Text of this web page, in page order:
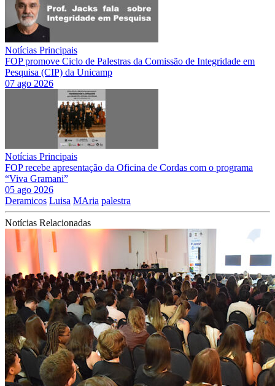
Notícias Principais
FOP promove Ciclo de Palestras da Comissão de Integridade em
Pesquisa (CIP) da Unicamp
07 ago 2026
Notícias Principais
FOP recebe apresentação da Oficina de Cordas com o programa
“Viva Gramani”
05 ago 2026
Deramicos Luisa MAria palestra
Notícias Relacionadas